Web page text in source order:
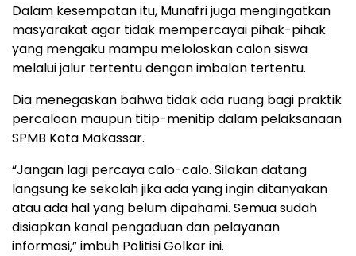
Dalam kesempatan itu, Munafri juga mengingatkan
masyarakat agar tidak mempercayai pihak-pihak
yang mengaku mampu meloloskan calon siswa
melalui jalur tertentu dengan imbalan tertentu.
Dia menegaskan bahwa tidak ada ruang bagi praktik
percaloan maupun titip-menitip dalam pelaksanaan
SPMB Kota Makassar.
“Jangan lagi percaya calo-calo. Silakan datang
langsung ke sekolah jika ada yang ingin ditanyakan
atau ada hal yang belum dipahami. Semua sudah
disiapkan kanal pengaduan dan pelayanan
informasi,” imbuh Politisi Golkar ini.